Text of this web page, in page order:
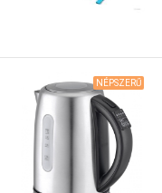
NÉPSZERŰ